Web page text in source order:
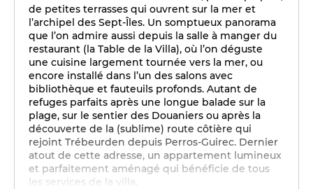
de petites terrasses qui ouvrent sur la mer et
l’archipel des Sept-Îles. Un somptueux panorama
que l’on admire aussi depuis la salle à manger du
restaurant (la Table de la Villa), où l’on déguste
une cuisine largement tournée vers la mer, ou
encore installé dans l’un des salons avec
bibliothèque et fauteuils profonds. Autant de
refuges parfaits après une longue balade sur la
plage, sur le sentier des Douaniers ou après la
découverte de la (sublime) route côtière qui
rejoint Trébeurden depuis Perros-Guirec. Dernier
atout de cette adresse, un appartement lumineux
et parfaitement aménagé qui bénéficie de tous
les services de la villa.